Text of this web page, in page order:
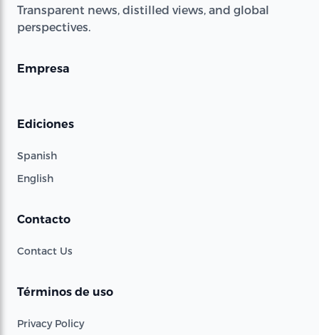
Transparent news, distilled views, and global
perspectives.
Empresa
Ediciones
Spanish
English
Contacto
Contact Us
Términos de uso
Privacy Policy